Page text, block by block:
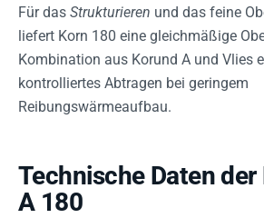
Für das Strukturieren und das feine
liefert Korn 180 eine gleichmäßige
Kombination aus Korund A und Vlies
kontrolliertes Abtragen bei geringem
Reibungswärmeaufbau.
Technische Daten der
A 180